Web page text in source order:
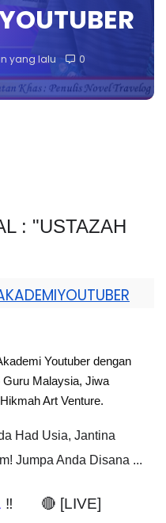
yang lalu 0
: "USTAZAH
Youtuber dengan
Malaysia, Jiwa
Art Venture.
Had Usia, Jantina
Jumpa Anda Disana ...
‼️       🔴 [LIVE]